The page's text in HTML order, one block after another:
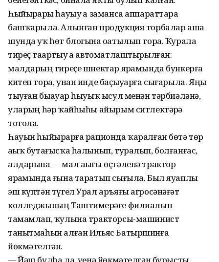
Һыйырҙарҙы һауыу ҙа заманса аппараттарҙа
башҡарыла. Алынған продукция торбалар аша
шунда уҡ һөт блогына оҙатылып тора. Ҡурала
тиреҫ таҙартыу ҙа автоматлаштырылған:
малдарҙың тиреҫе шнектар ярҙамында бункерға
китеп тора, унан инде баҫыуҙарға сығарыла. Яңы
тыуған быҙауҙар һыуыҡ ысул менән тәрбиәләнә,
уларҙың һәр ҡайһыһы айырым ситлектәрҙә
тотола.
Һауын һыйырҙарға рационда ҡаралған бөтә төр
аҙыҡ бутағысҡа һалынып, туралып, болғанғас,
алдарына — мал аҙығы өҫтәленә трактор
ярҙамында ғына таратып сығыла. Был яуаплы
эш күптән түгел Урал аръяғы агросәнәғәт
колледжының Таштимерҙәге филиалын
тамамлап, ҡулына тракторсы-машинист
танытмаһын алған Ильяс Батыршинға
йөкмәтелгән.